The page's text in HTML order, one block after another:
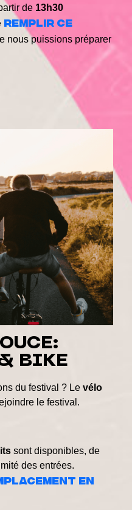
de 13h30
remplir ce
nous puissions préparer
BIKE
du festival ? Levélo
le festival.
sont disponibles, de
des entrées.
en